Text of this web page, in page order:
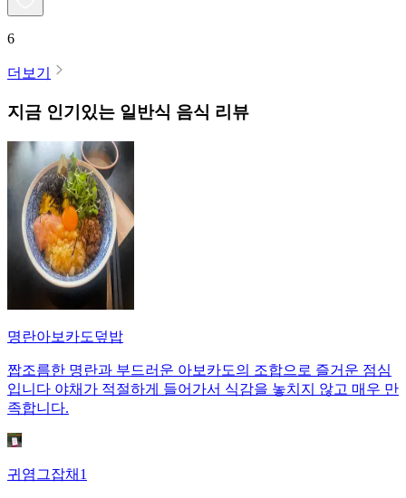
6
더보기
지금 인기있는 일반식 음식 리뷰
명란아보카도덮밥
짭조름한 명란과 부드러운 아보카도의 조합으로 즐거운 점심
입니다 야채가 적절하게 들어가서 식감을 놓치지 않고 매우 만
족합니다.
귀염그잡채1